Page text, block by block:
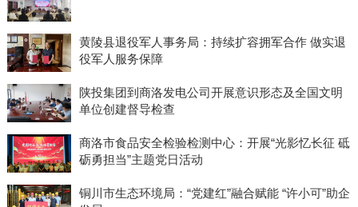
黄陵县退役军人事务局：持续扩容拥军合作 做实退
役军人服务保障
陕投集团到商洛发电公司开展意识形态及全国文明
单位创建督导检查
商洛市食品安全检验检测中心：开展“光影忆长征 砥
砺勇担当”主题党日活动
铜川市生态环境局：“党建红”融合赋能 “许小可”助企